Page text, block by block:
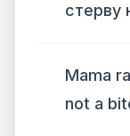
стерву
Mama
not a